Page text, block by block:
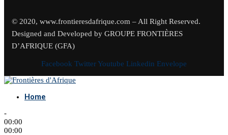
© 2020, www.frontieresdafrique.com – All Right Reserved.
Designed and Developed by GROUPE FRONTIÈRES
D’AFRIQUE (GFA)
Facebook TwitterYoutube Linkedin Envelope
Home
-
00:00
00:00